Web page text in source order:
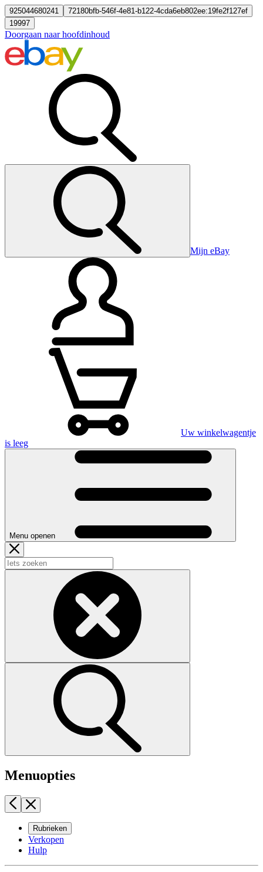
925044680241
72180bfb-546f-4e81-b122-4cda6eb802ee:19fe2f127ef
19997
Doorgaan naar hoofdinhoud
Mijn eBay
Uw winkelwagentje
is leeg
Menu openen
Menuopties
Rubrieken
Verkopen
Hulp